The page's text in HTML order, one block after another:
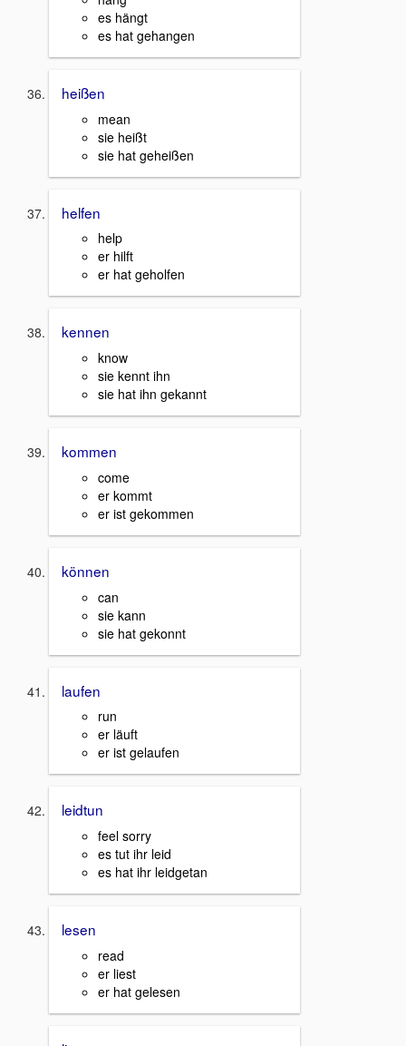
es hängt
es hat gehangen
heißen
mean
sie heißt
sie hat geheißen
helfen
help
er hilft
er hat geholfen
kennen
know
sie kennt ihn
sie hat ihn gekannt
kommen
come
er kommt
er ist gekommen
können
can
sie kann
sie hat gekonnt
laufen
run
er läuft
er ist gelaufen
leidtun
feel sorry
es tut ihr leid
es hat ihr leidgetan
lesen
read
er liest
er hat gelesen